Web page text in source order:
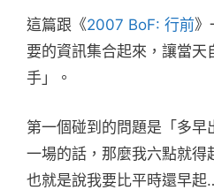
這篇跟《2007 BoF: 行前》
要的資訊集合起來，讓當天
手」。
第一個碰到的問題是「多早
一場的話，那麼我六點就得
也就是說我要比平時還早